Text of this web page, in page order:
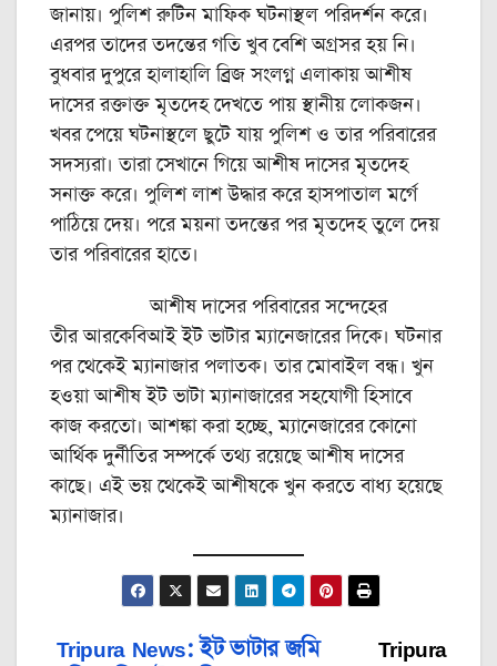
জানায়। পুলিশ রুটিন মাফিক ঘটনাস্থল পরিদর্শন করে।
এরপর তাদের তদন্তের গতি খুব বেশি অগ্রসর হয় নি।
বুধবার দুপুরে হালাহালি ব্রিজ সংলগ্ন এলাকায় আশীষ
দাসের রক্তাক্ত মৃতদেহ দেখতে পায় স্থানীয় লোকজন।
খবর পেয়ে ঘটনাস্থলে ছুটে যায় পুলিশ ও তার পরিবারের
সদস্যরা। তারা সেখানে গিয়ে আশীষ দাসের মৃতদেহ
সনাক্ত করে। পুলিশ লাশ উদ্ধার করে হাসপাতাল মর্গে
পাঠিয়ে দেয়। পরে ময়না তদন্তের পর মৃতদেহ তুলে দেয়
তার পরিবারের হাতে।
আশীষ দাসের পরিবারের সন্দেহের
তীর আরকেবিআই ইট ভাটার ম্যানেজারের দিকে। ঘটনার
পর থেকেই ম্যানাজার পলাতক। তার মোবাইল বন্ধ। খুন
হওয়া আশীষ ইট ভাটা ম্যানাজারের সহযোগী হিসাবে
কাজ করতো। আশঙ্কা করা হচ্ছে, ম্যানেজারের কোনো
আর্থিক দুর্নীতির সম্পর্কে তথ্য রয়েছে আশীষ দাসের
কাছে। এই ভয় থেকেই আশীষকে খুন করতে বাধ্য হয়েছে
ম্যানাজার।
Post
Tripura
Tripura News: ইট ভাটার জমি